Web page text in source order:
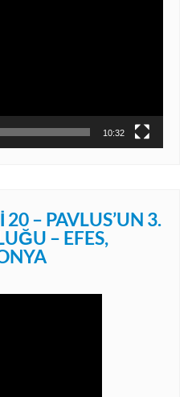
10:32
20 – PAVLUS’UN 3.
– EFES,